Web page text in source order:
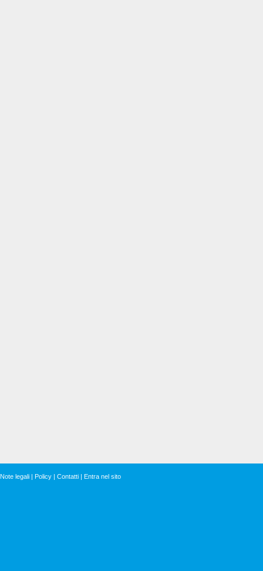
Note legali | Policy | Contatti | Entra nel sito